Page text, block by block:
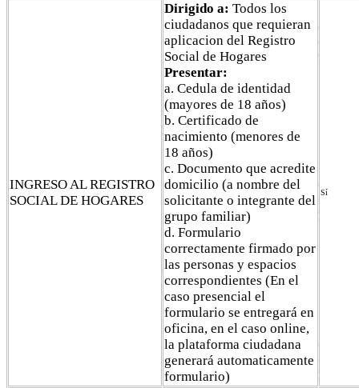
INGRESO AL REGISTRO
SOCIAL DE HOGARES
Dirigido a: Todos los
ciudadanos que requieran
aplicacion del Registro
Social de Hogares
Presentar:
a. Cedula de identidad
(mayores de 18 años)
b. Certificado de
nacimiento (menores de
18 años)
c. Documento que acredite
domicilio (a nombre del
solicitante o integrante del
grupo familiar)
d. Formulario
correctamente firmado por
las personas y espacios
correspondientes (En el
caso presencial el
formulario se entregará en
oficina, en el caso online,
la plataforma ciudadana
generará automaticamente
formulario)
Sí